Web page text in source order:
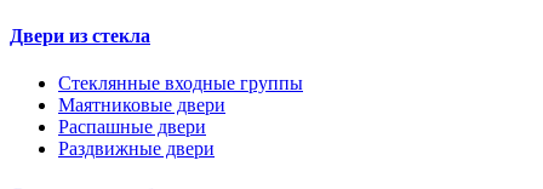
Двери из стекла
Стеклянные входные группы
Маятниковые двери
Распашные двери
Раздвижные двери